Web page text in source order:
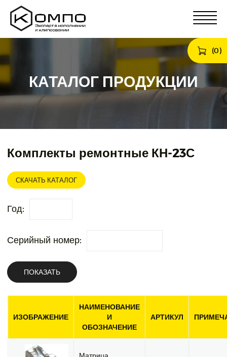
(0)
КАТАЛОГ ПРОДУКЦИИ
Комплекты ремонтные КН-23С
СКАЧАТЬ КАТАЛОГ
Год:
Серийный номер:
ПОКАЗАТЬ
ИЗОБРАЖЕНИЕ
НАИМЕНОВАНИЕ
И
ОБОЗНАЧЕНИЕ
АРТИКУЛ
Матрица